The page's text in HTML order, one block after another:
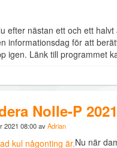
efter nästan ett och ett
informationsdag för att
igen. Länk till programmet
Nolle-P 2021
2021 08:00 avAdrian
Nu när